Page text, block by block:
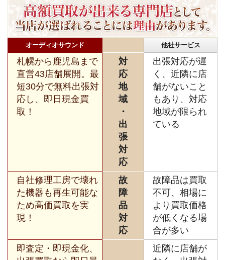
オーディオサウンド 他社サービス
札幌から鹿児島まで
直営43店舗展開。最
短30分で無料出張対
応し、即日現金買
取！
対
応
地
域
・
出
張
対
応
出張対応が遅
く、近隣に店
舗がないこと
もあり、対応
地域が限られ
ている
自社修理工房で壊れ
た機器も再生可能な
ため高価買取を実
現！
故
障
品
対
応
故障品は買取
不可、相場に
より買取価格
が低くなる場
合が多い
即査定・即現金化、
近隣に店舗が